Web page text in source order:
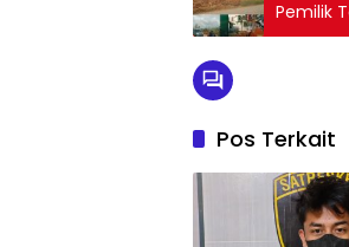
Pemilik
Pos Terkait